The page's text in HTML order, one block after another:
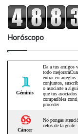
Horóscopo